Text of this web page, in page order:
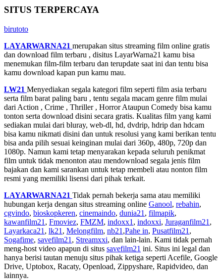
SITUS TERPERCAYA
birutoto
LAYARWARNA21 merupakan situs streaming film online gratis
dan download film terbaru , disitus LayarWarna21 kamu bisa
menemukan film-film terbaru dan terupdate saat ini dan tentu bisa
kamu download kapan pun kamu mau.
LW21 Menyediakan segala kategori film seperti film asia terbaru
serta film barat paling baru , tentu segala macam genre film mulai
dari Action , Crime , Thriller , Horror Ataupun Comedy bisa kamu
tonton serta download disini secara gratis. Kualitas film yang kami
sediakan mulai dari bluray, web-dl, hd, dvdrip, hdrip dan hdcam
bisa kamu nikmati disini dan untuk resolusi yang kami berikan tentu
bisa anda pilih sesuai keinginan mulai dari 360p, 480p, 720p dan
1080p. Namun kami tetap menyarakan kepada seluruh penikmat
film untuk tidak menonton atau mendownload segala jenis film
bajakan dan kami sarankan untuk tetap membeli atau nonton film
resmi yang memiliki lisensi dari pihak terkait.
LAYARWARNA21 Tidak pernah bekerja sama atau memiliki
hubungan kerja dengan situs streaming online Ganool, rebahin,
cgvindo, bioskopkeren, cinemaindo, dunia21 , filmapik,
kawanfilm21 , Fmoviez, FMZM, indoxx1 , indoxxi, Juraganfilm21 ,
Layarkaca21 , lk21 , Melongfilm, nb21 ,Pahe in, Pusatfilm21 ,
Sogafime, savefilm21 , Streamxxi, dan lain-lain. Kami tidak pernah
meng-host video apapun di situs savefilm21 ini. Situs ini legal dan
hanya berisi tautan menuju situs pihak ketiga seperti Acefile, Google
Drive, Uptobox, Racaty, Openload, Zippyshare, Rapidvideo, dan
lainnya.